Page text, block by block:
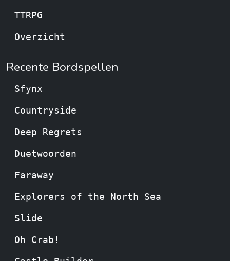
TTRPG
Overzicht
Recente Bordspellen
Sfynx
Countryside
Deep Regrets
Duetwoorden
Faraway
Explorers of the North Sea
Slide
Oh Crab!